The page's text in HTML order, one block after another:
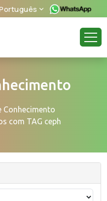
Conhecimento
com TAG ceph